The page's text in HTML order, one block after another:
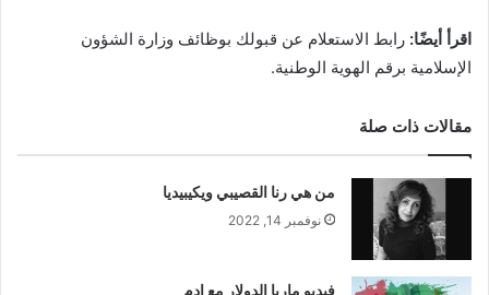
اقرأ أيضًا: رابط الاستعلام عن قبولك بوظائف وزارة الشؤون
الإسلامية برقم الهوية الوطنية.
مقالات ذات صلة
من هي رنا القصيبي ويكيبيديا
نوفمبر 14, 2022
فيديو ماريا الدولار مع ادم